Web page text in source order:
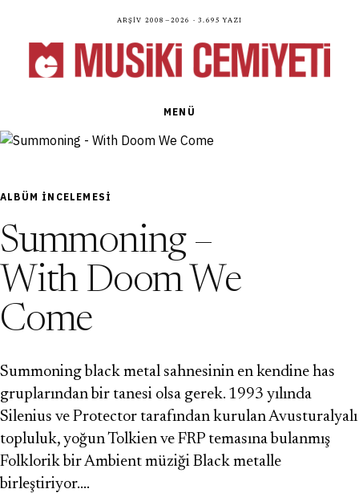
Arşiv 2008—2026 · 3.695 yazı
MENÜ
ALBÜM INCELEMESI
Summoning –
With Doom We
Come
Summoning black metal sahnesinin en kendine has
gruplarından bir tanesi olsa gerek. 1993 yılında
Silenius ve Protector tarafından kurulan Avusturalyalı
topluluk, yoğun Tolkien ve FRP temasına bulanmış
Folklorik bir Ambient müziği Black metalle
birleştiriyor.…